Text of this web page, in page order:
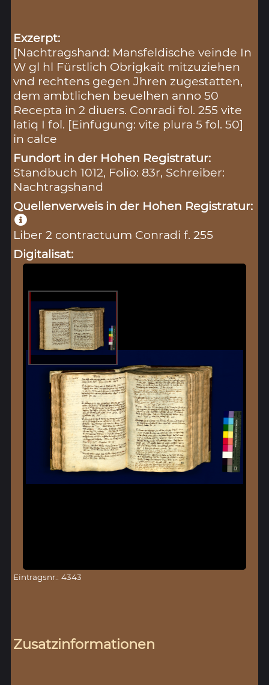
Exzerpt:
[Nachtragshand: Mansfeldische veinde In
W gl hl Fürstlich Obrigkait mitzuziehen
vnd rechtens gegen Jhren zugestatten,
dem ambtlichen beuelhen anno 50
Recepta in 2 diuers. Conradi fol. 255 vite
latiq I fol. [Einfügung: vite plura 5 fol. 50]
in calce
Fundort in der Hohen Registratur:
Standbuch 1012, Folio: 83r, Schreiber:
Nachtragshand
Quellenverweis in der Hohen Registratur:
Liber 2 contractuum Conradi f. 255
Digitalisat:
Eintragsnr.: 4343
Zusatzinformationen